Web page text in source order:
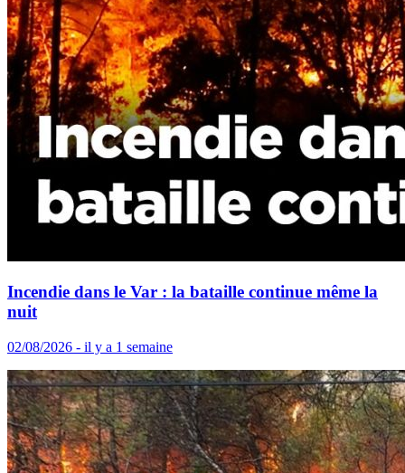
Incendie dans le Var : la bataille continue même la
nuit
02/08/2026 - il y a 1 semaine